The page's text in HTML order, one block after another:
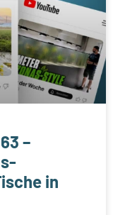
–
in